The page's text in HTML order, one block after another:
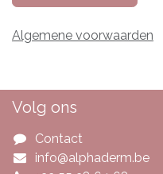
Algemene voorwaarden
Volg ons
Contact
info@alphaderm.be